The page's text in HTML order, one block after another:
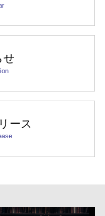
せ
ース